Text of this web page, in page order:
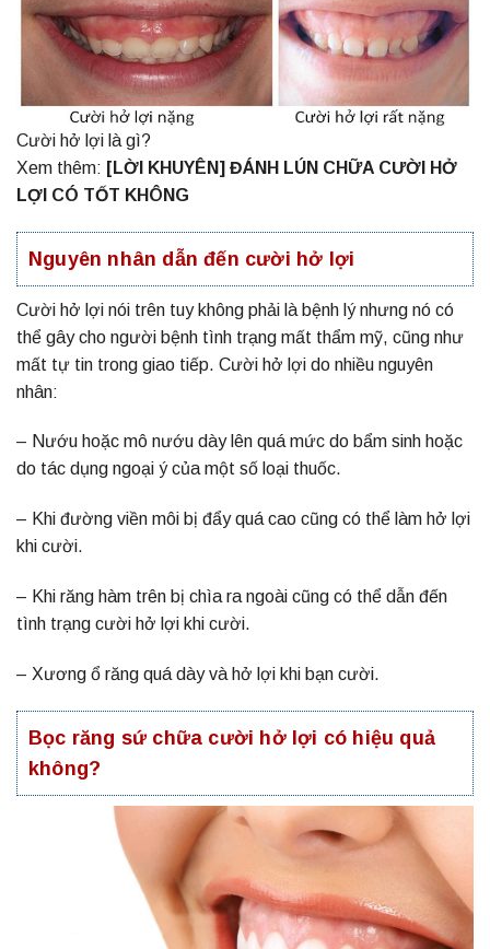
Cười hở lợi là gì?
Xem thêm: [LỜI KHUYÊN] ĐÁNH LÚN CHỮA CƯỜI HỞ
LỢI CÓ TỐT KHÔNG
Nguyên nhân dẫn đến cười hở lợi
Cười hở lợi nói trên tuy không phải là bệnh lý nhưng nó có
thể gây cho người bệnh tình trạng mất thẩm mỹ, cũng như
mất tự tin trong giao tiếp. Cười hở lợi do nhiều nguyên
nhân:
– Nướu hoặc mô nướu dày lên quá mức do bẩm sinh hoặc
do tác dụng ngoại ý của một số loại thuốc.
– Khi đường viền môi bị đẩy quá cao cũng có thể làm hở lợi
khi cười.
– Khi răng hàm trên bị chìa ra ngoài cũng có thể dẫn đến
tình trạng cười hở lợi khi cười.
– Xương ổ răng quá dày và hở lợi khi bạn cười.
Bọc răng sứ chữa cười hở lợi có hiệu quả
không?